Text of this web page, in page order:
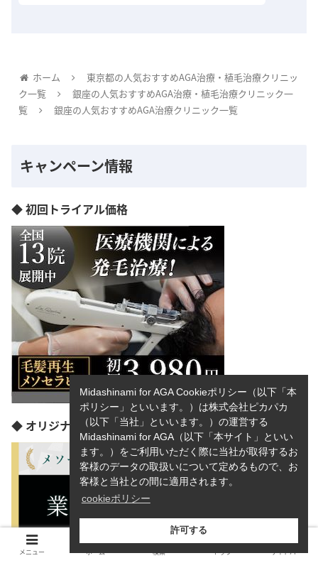
ホーム
東京都の人気おすすめAGA治療・植毛治療クリニッ
ク一覧
銀座の人気おすすめAGA治療・植毛治療クリニック一
覧
銀座の人気おすすめAGA治療クリニック一覧
キャンペーン情報
◆ 初回トライアル価格
◆ オリジナル発毛内服薬「Hタブ」3ヶ月分無料
メニュー ホーム 検索 トップ サイドバー
Midashinami for AGA Cookieポリシー（以下「本
ポリシー」といいます。）は株式会社ピカパカ
（以下「当社」といいます。）の運営する
Midashinami for AGA（以下「本サイト」といい
ます。）をご利用いただく際に当社が取得するお
客様のデータの取扱いについて定めるもので、お
客様と当社との間に適用されます。
cookieポリシー
許可する